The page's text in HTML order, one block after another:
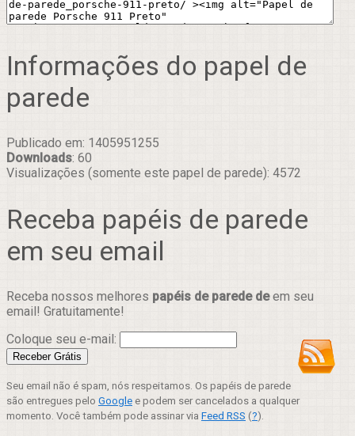
Informações do papel de
parede
Publicado em: 1405951255
Downloads: 60
Visualizações (somente este papel de parede): 4572
Receba papéis de parede
em seu email
Receba nossos melhores papéis de parede deem seu
email! Gratuitamente!
Coloque seu e-mail:
Seu email não é spam, nós respeitamos. Os papéis de parede
são entregues pelo Google e podem ser cancelados a qualquer
momento. Você também pode assinar via Feed RSS (?).